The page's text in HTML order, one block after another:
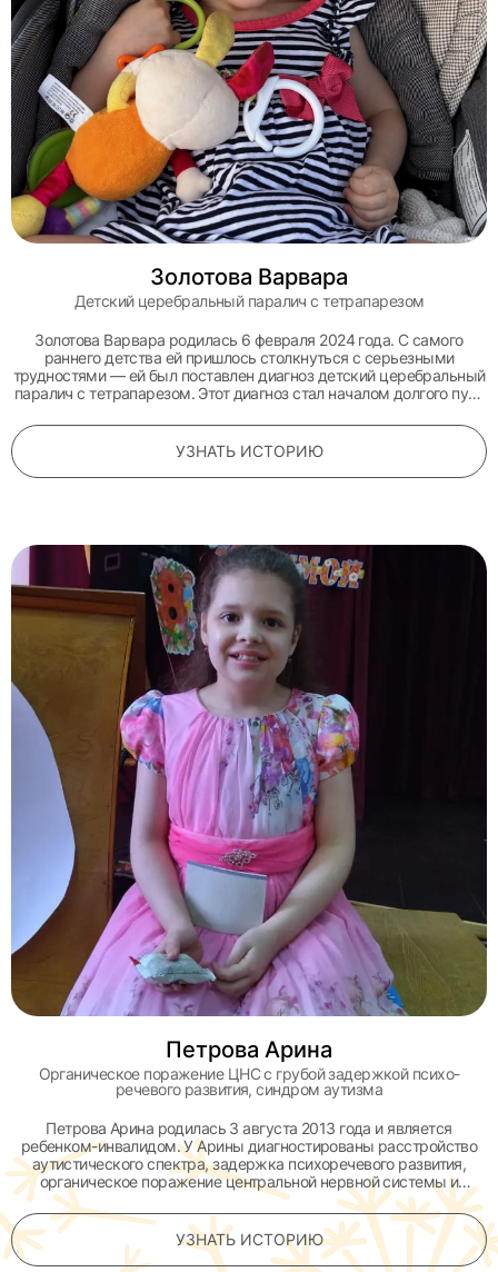
Золотова Варвара
Детский церебральный паралич с тетрапарезом
Золотова Варвара родилась 6 февраля 2024 года. С самого
раннего детства ей пришлось столкнуться с серьезными
трудностями — ей был поставлен диагноз детский церебральный
паралич с тетрапарезом. Этот диагноз стал началом долгого пути
УЗНАТЬ ИСТОРИЮ
Петрова Арина
Органическое поражение ЦНС с грубой задержкой психо-
речевого развития, синдром аутизма
Петрова Арина родилась 3 августа 2013 года и является
ребенком-инвалидом. У Арины диагностированы расстройство
аутистического спектра, задержка психоречевого развития,
органическое поражение центральной нервной системы и
задержка развития на первом уровне, с выраженными
нарушениями психических функций.
УЗНАТЬ ИСТОРИЮ